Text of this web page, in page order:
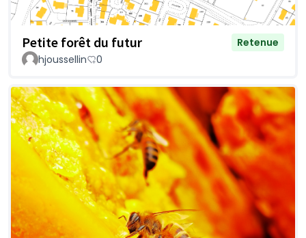
Petite forêt du futur
Retenue
hjoussellin
0